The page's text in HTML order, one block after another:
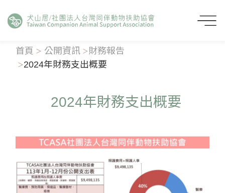
首頁 公開資訊
財務報告
2024年財務支出概要
2024年財務支出概要